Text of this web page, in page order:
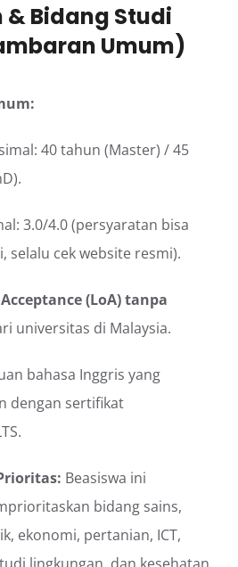
Bidang Studi
Umum)
40 tahun (Master) / 45
3.0/4.0 (persyaratan bisa
selalu cek website resmi).
(LoA) tanpa
universitas di Malaysia.
bahasa Inggris yang
dengan sertifikat
Beasiswa ini
bidang sains,
ekonomi, pertanian, ICT,
lingkungan, dan kesehatan